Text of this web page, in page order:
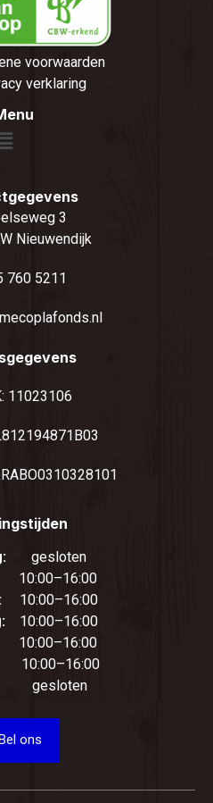
voorwaarden
verklaring
3
Nieuwendijk
760 5211
11023106
gesloten
10:00–16:00
10:00–16:00
10:00–16:00
10:00–16:00
10:00–16:00
gesloten
Bel ons